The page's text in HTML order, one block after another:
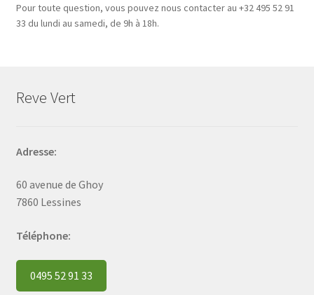
Pour toute question, vous pouvez nous contacter au +32 495 52 91
33 du lundi au samedi, de 9h à 18h.
Reve Vert
Adresse:
60 avenue de Ghoy
7860 Lessines
Téléphone:
0495 52 91 33